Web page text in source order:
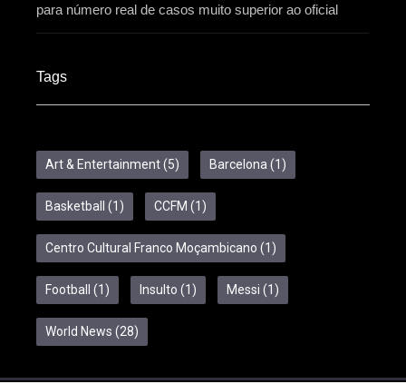
para número real de casos muito superior ao oficial
Tags
Art & Entertainment(5) Barcelona (1)
Basketball (1) CCFM (1)
Centro Cultural Franco Moçambicano (1)
Football (1) Insulto (1) Messi (1)
World News (28)